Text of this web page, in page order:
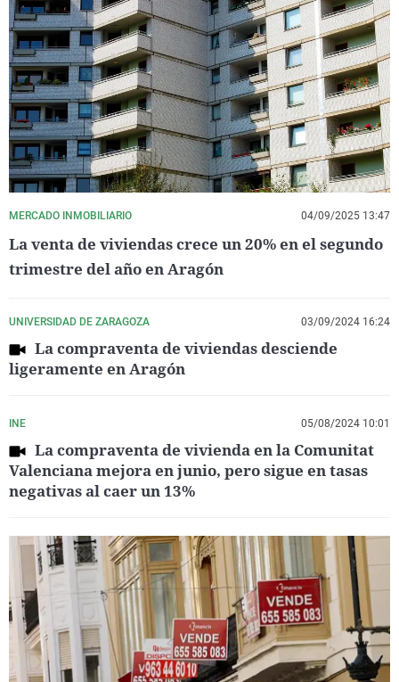
MERCADO INMOBILIARIO 04/09/2025 13:47
La venta de viviendas crece un 20% en el segundo
trimestre del año en Aragón
UNIVERSIDAD DE ZARAGOZA 03/09/2024 16:24
La compraventa de viviendas desciende
ligeramente en Aragón
INE 05/08/2024 10:01
La compraventa de vivienda en la Comunitat
Valenciana mejora en junio, pero sigue en tasas
negativas al caer un 13%